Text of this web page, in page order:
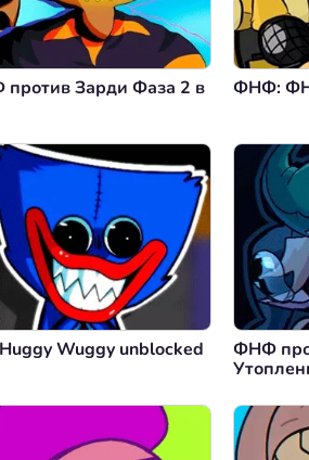
Зарди Фаза 2 в
ФНФ:
Wuggy unblocked
ФНФ